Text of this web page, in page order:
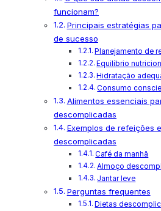
funcionam?
Principais estratégias
de sucesso
Planejamento de
Equilíbrio
Hidratação
Consumo
Alimentos essenciais
descomplicadas
Exemplos de refeições
descomplicadas
Café da manhã
Almoço
Jantar leve
Perguntas frequentes
Dietas